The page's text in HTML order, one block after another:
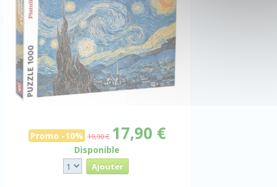
Promo -10% 19,90 € 17,90 €
Disponible